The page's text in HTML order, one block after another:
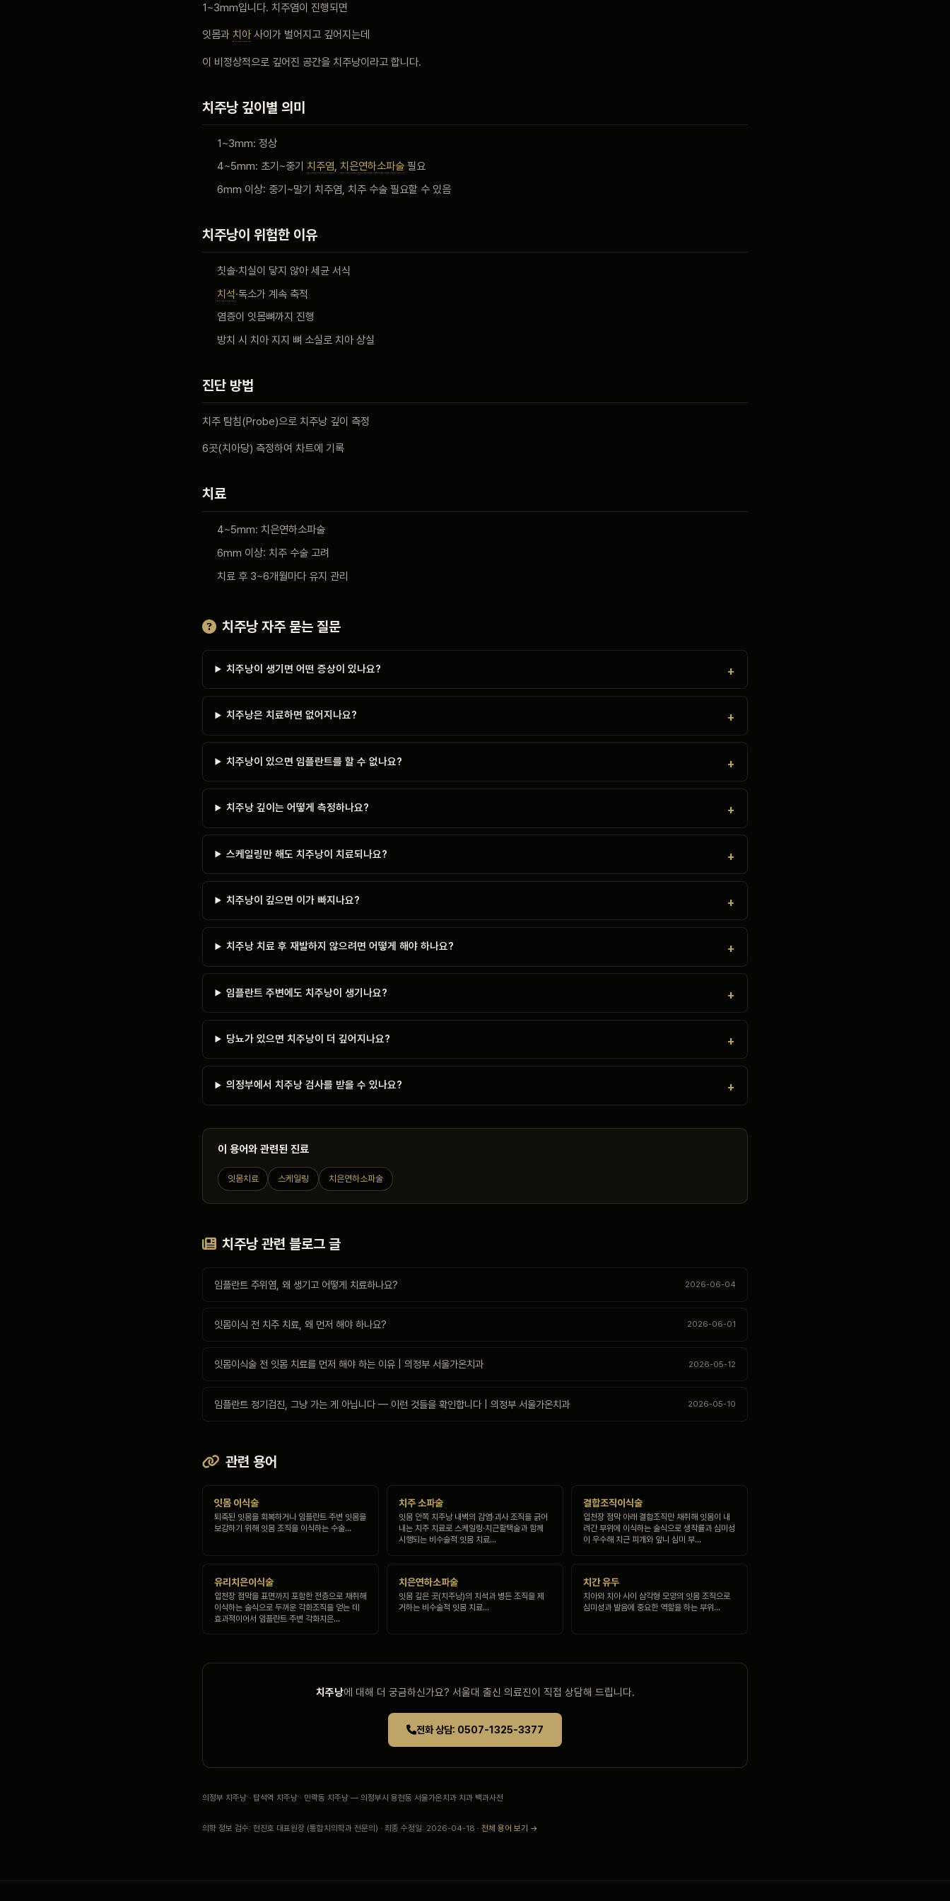
자주 묻는 질문
회원가입 / 로그인
1~3mm입니다. 치주염이 진행되면
잇몸과 치아사이가 벌어지고 깊어지는데
이 비정상적으로 깊어진 공간을 치주낭이라고 합니다.
치주낭 깊이별 의미
1~3mm: 정상
4~5mm: 초기~중기 치주염, 치은연하소파술필요
6mm 이상: 중기~말기 치주염, 치주 수술 필요할 수 있음
치주낭이 위험한 이유
칫솔·치실이 닿지 않아 세균 서식
치석·독소가 계속 축적
염증이 잇몸뼈까지 진행
방치 시 치아 지지 뼈 소실로 치아 상실
진단 방법
치주 탐침(Probe)으로 치주낭 깊이 측정
6곳(치아당) 측정하여 차트에 기록
치료
4~5mm: 치은연하소파술
6mm 이상: 치주 수술 고려
치료 후 3~6개월마다 유지 관리
치주낭 자주 묻는 질문
치주낭이 생기면 어떤 증상이 있나요?
치주낭은 치료하면 없어지나요?
치주낭이 있으면 임플란트를 할 수 없나요?
치주낭 깊이는 어떻게 측정하나요?
스케일링만 해도 치주낭이 치료되나요?
치주낭이 깊으면 이가 빠지나요?
치주낭 치료 후 재발하지 않으려면 어떻게 해야 하나요?
임플란트 주변에도 치주낭이 생기나요?
당뇨가 있으면 치주낭이 더 깊어지나요?
의정부에서 치주낭 검사를 받을 수 있나요?
이 용어와 관련된 진료
잇몸치료 스케일링 치은연하소파술
치주낭 관련 블로그 글
임플란트 주위염, 왜 생기고 어떻게 치료하나요? 2026-06-04
잇몸이식 전 치주 치료, 왜 먼저 해야 하나요? 2026-06-01
잇몸이식술 전 잇몸 치료를 먼저 해야 하는 이유 | 의정부 서울가온치과 2026-05-12
임플란트 정기검진, 그냥 가는 게 아닙니다 — 이런 것들을 확인합니다 | 의정부 서울가온치과 2026-05-10
관련 용어
잇몸 이식술
퇴축된 잇몸을 회복하거나 임플란트 주변 잇몸을
보강하기 위해 잇몸 조직을 이식하는 수술…
치주 소파술
잇몸 안쪽 치주낭 내벽의 감염·괴사 조직을 긁어
내는 치주 치료로 스케일링·치근활택술과 함께
시행되는 비수술적 잇몸 치료…
결합조직이식술
입천장 점막 아래 결합조직만 채취해 잇몸이 내
려간 부위에 이식하는 술식으로 생착률과 심미성
이 우수해 치근 피개와 앞니 심미 부…
유리치은이식술
입천장 점막을 표면까지 포함한 전층으로 채취해
이식하는 술식으로 두꺼운 각화조직을 얻는 데
효과적이어서 임플란트 주변 각화치은…
치은연하소파술
잇몸 깊은 곳(치주낭)의 치석과 병든 조직을 제
거하는 비수술적 잇몸 치료…
치간 유두
치아와 치아 사이 삼각형 모양의 잇몸 조직으로
심미성과 발음에 중요한 역할을 하는 부위…
치주낭에 대해 더 궁금하신가요? 서울대 출신 의료진이 직접 상담해 드립니다.
전화 상담: 0507-1325-3377
의정부 치주낭 · 탑석역 치주낭 · 민락동 치주낭 — 의정부시 용현동 서울가온치과 치과 백과사전
의학 정보 검수: 현진호 대표원장 (통합치의학과 전문의) · 최종 수정일: 2026-04-18 · 전체 용어 보기 →